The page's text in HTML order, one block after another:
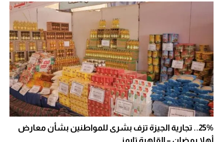
25%.. تجارية الجيزة تزف بشرى للمواطنين بشأن معارض